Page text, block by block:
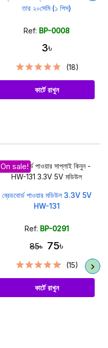
তার ২০সেমি (১ পিস)
Ref: BP-0008
3৳
(18)
কার্টে রাখুন
On sale!
ব্রেডবোর্ড পাওয়ার মডিউল 3.3V 5V
HW-131
Ref: BP-0291
85৳ 75৳
(15)
কার্টে রাখুন